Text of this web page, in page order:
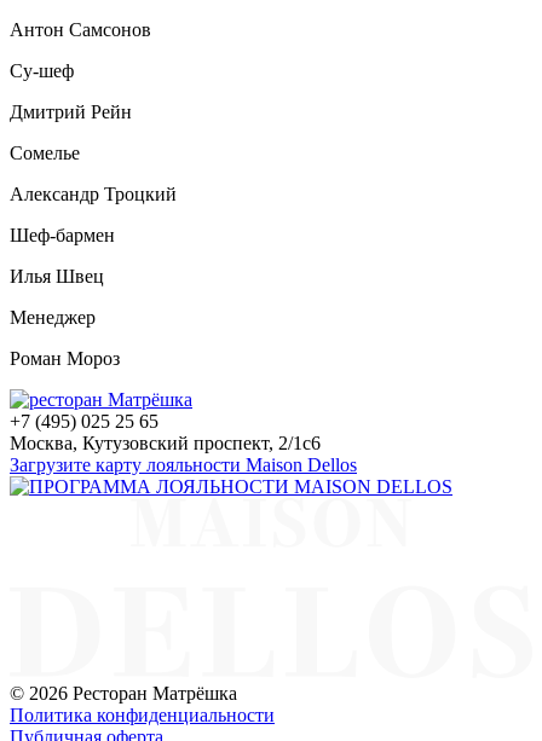
Антон Самсонов
Су-шеф
Дмитрий Рейн
Сомелье
Александр Троцкий
Шеф-бармен
Илья Швец
Менеджер
Роман Мороз
+7 (495) 025 25 65
Москва, Кутузовский проспект, 2/1с6
Загрузите карту лояльности Maison Dellos
© 2026 Ресторан Матрёшка
Политика конфиденциальности
Публичная оферта